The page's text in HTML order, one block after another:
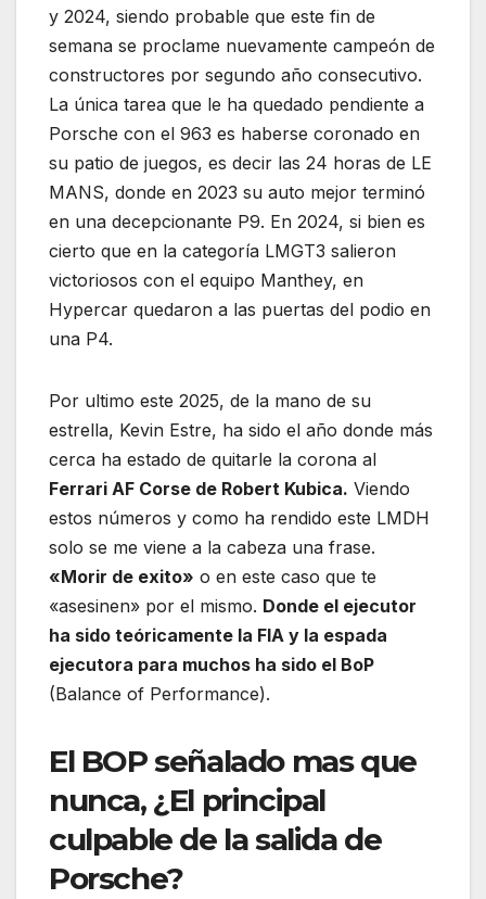
y 2024, siendo probable que este fin de
semana se proclame nuevamente campeón de
constructores por segundo año consecutivo.
La única tarea que le ha quedado pendiente a
Porsche con el 963 es haberse coronado en
su patio de juegos, es decir las 24 horas de LE
MANS, donde en 2023 su auto mejor terminó
en una decepcionante P9. En 2024, si bien es
cierto que en la categoría LMGT3 salieron
victoriosos con el equipo Manthey, en
Hypercar quedaron a las puertas del podio en
una P4.
Por ultimo este 2025, de la mano de su
estrella, Kevin Estre, ha sido el año donde más
cerca ha estado de quitarle la corona al
Ferrari AF Corse de Robert Kubica. Viendo
estos números y como ha rendido este LMDH
solo se me viene a la cabeza una frase.
«Morir de exito» o en este caso que te
«asesinen» por el mismo. Donde el ejecutor
ha sido teóricamente la FIA y la espada
ejecutora para muchos ha sido el BoP
(Balance of Performance).
El BOP señalado mas que
nunca, ¿El principal
culpable de la salida de
Porsche?